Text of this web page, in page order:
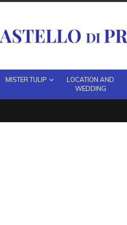
MISTER TULIP
LOCATION AND
WEDDING